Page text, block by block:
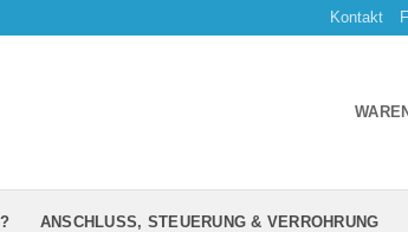
Kontakt
ANSCHLUSS, STEUERUNG & VERROHRUNG